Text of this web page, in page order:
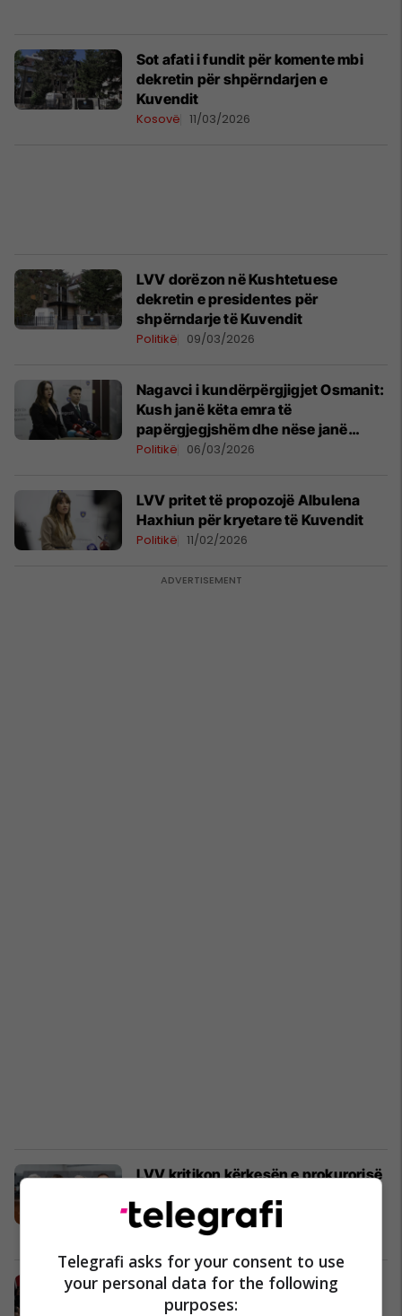
Sot afati i fundit për komente mbi
dekretin për shpërndarjen e
Kuvendit
Kosovë 11/03/2026
LVV dorëzon në Kushtetuese
dekretin e presidentes për
shpërndarje të Kuvendit
Politikë 09/03/2026
Nagavci i kundërpërgjigjet Osmanit:
Kush janë këta emra të
papërgjegjshëm dhe nëse janë
njerëz të rrezikshëm
Politikë 06/03/2026
​LVV pritet të propozojë Albulena
Haxhiun për kryetare të Kuvendit
Politikë 11/02/2026
LVV kritikon kërkesën e prokurorisë
krerëve të UÇK-së
Drejtësi 09/02/2026
Kurti mbledh drejtuesit e qendrave
të LVV-së, diskutohet për situatën
Telegrafi asks for your consent to use
your personal data for the following
purposes: